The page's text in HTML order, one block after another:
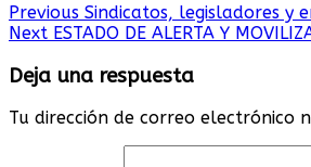
Continue
Reading
Previous Sindicatos, legisladores y
Next ESTADO DE ALERTA Y
Deja una respuesta
Tu dirección de correo electrónico